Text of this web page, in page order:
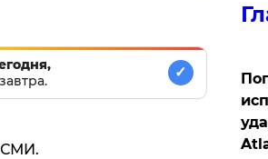
✓
СМИ.